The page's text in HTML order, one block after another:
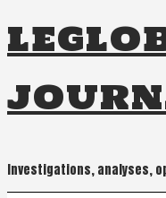
Investigations, analyses,